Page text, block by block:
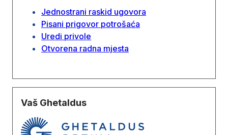
Jednostrani raskid ugovora
Pisani prigovor potrošaća
Uredi privole
Otvorena radna mjesta
Vaš Ghetaldus